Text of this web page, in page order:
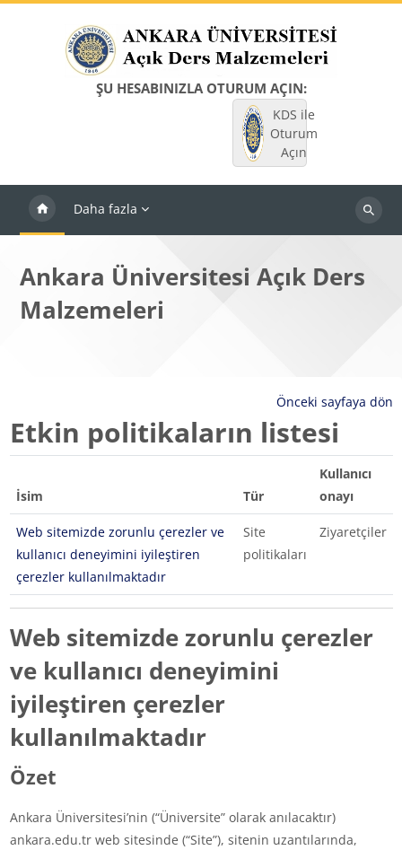
ŞU HESABINIZLA OTURUM AÇIN:
KDS ile
Oturum
Açın
Daha fazla
Dersleri
Ankara Üniversitesi Açık Ders
Malzemeleri
Önceki sayfaya dön
Etkin politikaların listesi
İsim Tür
Kullanıcı
onayı
Web sitemizde zorunlu çerezler ve
kullanıcı deneyimini iyileştiren
çerezler kullanılmaktadır
Site
politikaları
Ziyaretçiler
Web sitemizde zorunlu çerezler
ve kullanıcı deneyimini
iyileştiren çerezler
kullanılmaktadır
Özet
Ankara Üniversitesi’nin (“Üniversite” olarak anılacaktır)
ankara.edu.tr web sitesinde (“Site”), sitenin uzantılarında,